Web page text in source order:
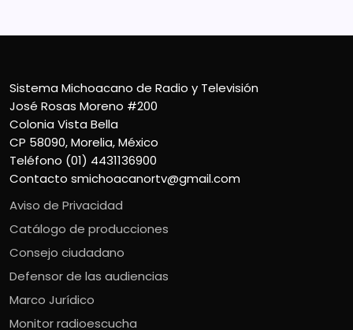
Sistema Michoacano de Radio y Televisión
José Rosas Moreno #200
Colonia Vista Bella
CP 58090, Morelia, México
Teléfono (01) 4431136900
Contacto smichoacanortv@gmail.com
Aviso de Privacidad
Catálogo de producciones
Consejo ciudadano
Defensor de las audiencias
Marco Jurídico
Monitor radioescucha